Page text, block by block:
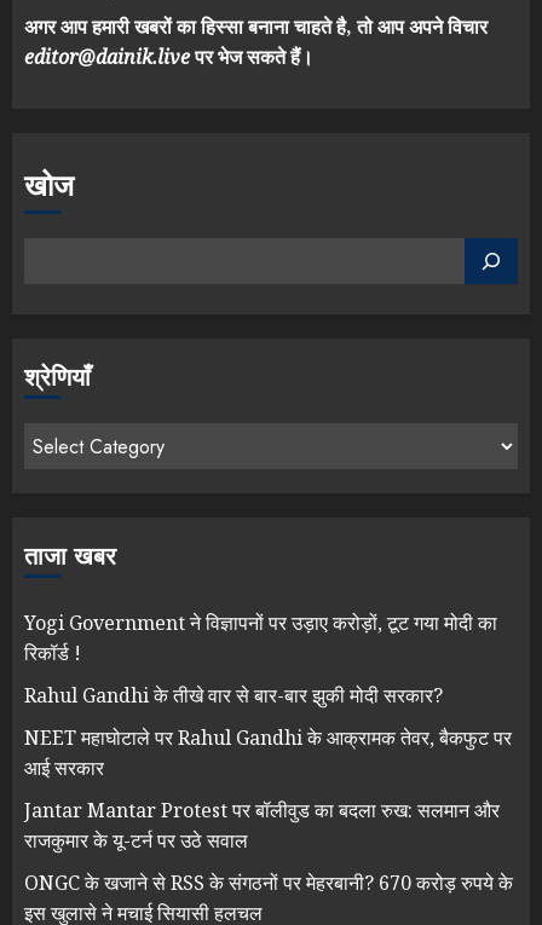
अगर आप हमारी खबरों का हिस्सा बनाना चाहते है, तो आप अपने विचार
editor@dainik.liveपर भेज सकते हैं।
खोज
श्रेणियाँ
ताजा खबर
Yogi Government ने विज्ञापनों पर उड़ाए करोड़ों, टूट गया मोदी का
रिकॉर्ड !
Rahul Gandhi के तीखे वार से बार-बार झुकी मोदी सरकार?
NEET महाघोटाले पर Rahul Gandhi के आक्रामक तेवर, बैकफुट पर
आई सरकार
Jantar Mantar Protest पर बॉलीवुड का बदला रुख: सलमान और
राजकुमार के यू-टर्न पर उठे सवाल
ONGC के खजाने से RSS के संगठनों पर मेहरबानी? 670 करोड़ रुपये के
इस खुलासे ने मचाई सियासी हलचल